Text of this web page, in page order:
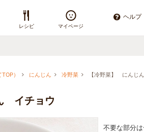
ヘルプ
レシピ マイページ
） にんじん 冷野菜 【冷野菜】 にんじ
イチョウ
不要な部分